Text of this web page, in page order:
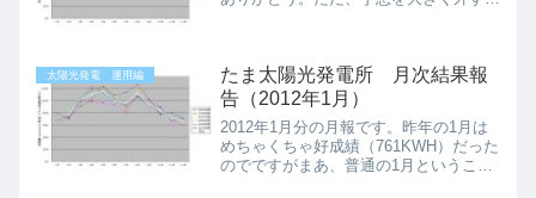
まあ、あまり予想をはずし...
太陽光発電 運用編
たま太陽光発電所 月次結果報
告（2012年1月）
2012年1月分の月報です。昨年の1月は
めちゃくちゃ好成績（761KWH）だった
のでですがまあ、普通の1月ということ